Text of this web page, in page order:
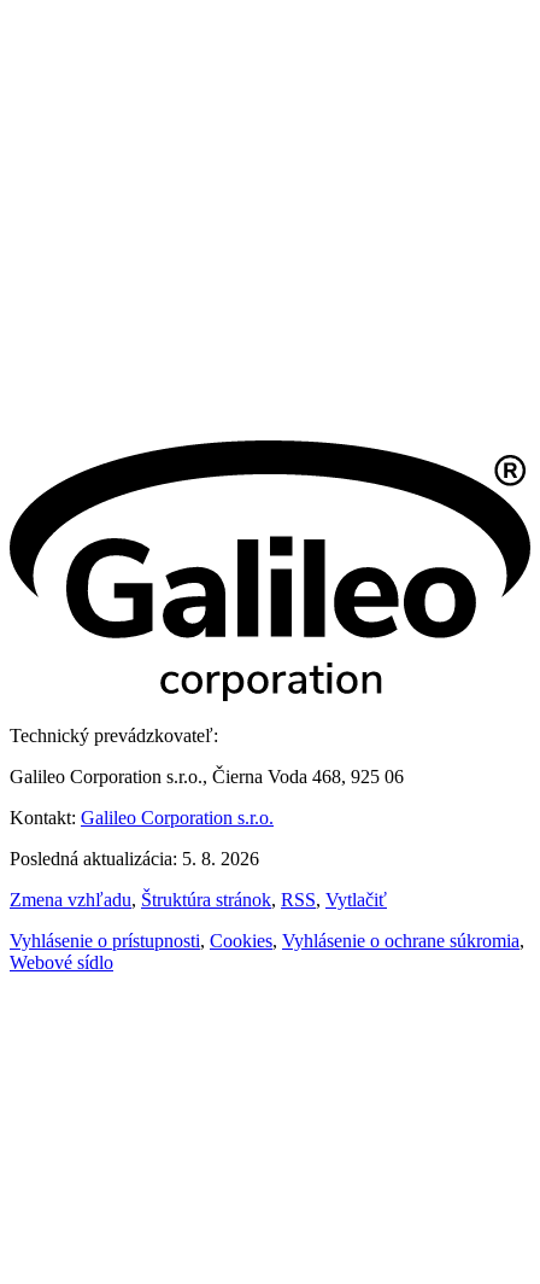
Technický prevádzkovateľ:
Galileo Corporation s.r.o., Čierna Voda 468, 925 06
Kontakt: Galileo Corporation s.r.o.
Posledná aktualizácia: 5. 8. 2026
Zmena vzhľadu, Štruktúra stránok, RSS, Vytlačiť
Vyhlásenie o prístupnosti, Cookies, Vyhlásenie o ochrane súkromia,
Webové sídlo